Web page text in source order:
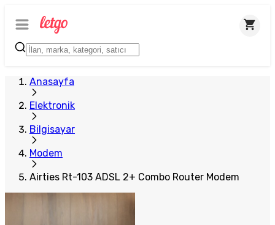
Anasayfa
Elektronik
Bilgisayar
Modem
Airties Rt-103 ADSL 2+ Combo Router Modem